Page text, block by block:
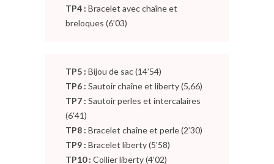
TP4 : Bracelet avec chaîne et
breloques (6’03)
TP5 : Bijou de sac (14’54)
TP6 : Sautoir chaîne et liberty (5,66)
TP7 : Sautoir perles et intercalaires
(6’41)
TP8 : Bracelet chaîne et perle (2’30)
TP9 : Bracelet liberty (5’58)
TP10 : Collier liberty (4’02)